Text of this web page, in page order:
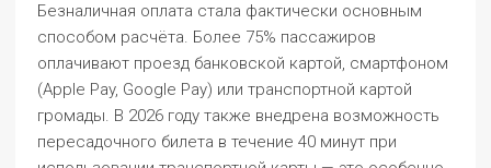
Безналичная оплата стала фактически основным
способом расчёта. Более 75% пассажиров
оплачивают проезд банковской картой, смартфоном
(Apple Pay, Google Pay) или транспортной картой
громады. В 2026 году также внедрена возможность
пересадочного билета в течение 40 минут при